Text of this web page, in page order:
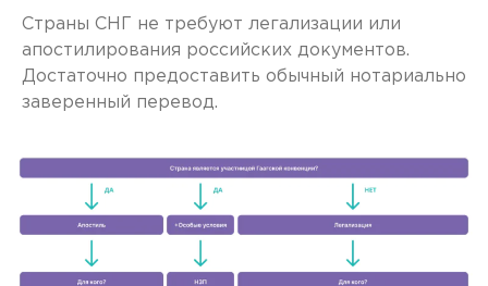
Страны СНГ не требуют легализации или
апостилирования российских документов.
Достаточно предоставить обычный нотариально
заверенный перевод.